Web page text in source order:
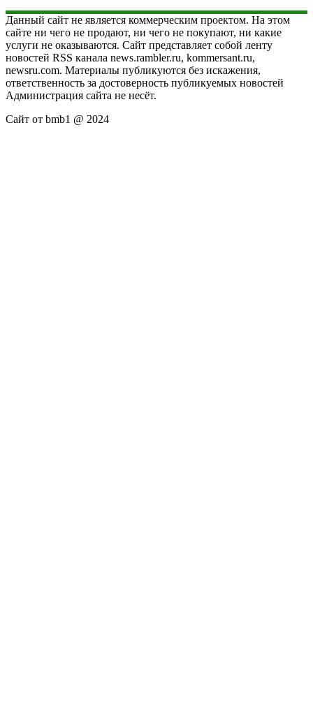
Данный сайт не является коммерческим проектом. На этом
сайте ни чего не продают, ни чего не покупают, ни какие
услуги не оказываются. Сайт представляет собой ленту
новостей RSS канала news.rambler.ru, kommersant.ru,
newsru.com. Материалы публикуются без искажения,
ответственность за достоверность публикуемых новостей
Администрация сайта не несёт.
Сайт от bmb1 @ 2024